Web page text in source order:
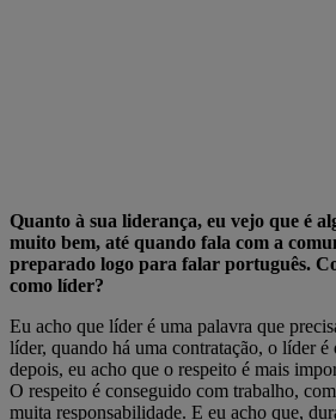
Quanto à sua liderança, eu vejo que é
muito bem, até quando fala com a
preparado logo para falar português.
como líder?
Eu acho que líder é uma palavra que
líder, quando há uma contratação, o líder é
depois, eu acho que o respeito é mais
O respeito é conseguido com trabalho,
muita responsabilidade. E eu acho que,